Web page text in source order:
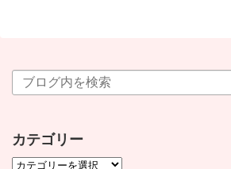
カテゴリー